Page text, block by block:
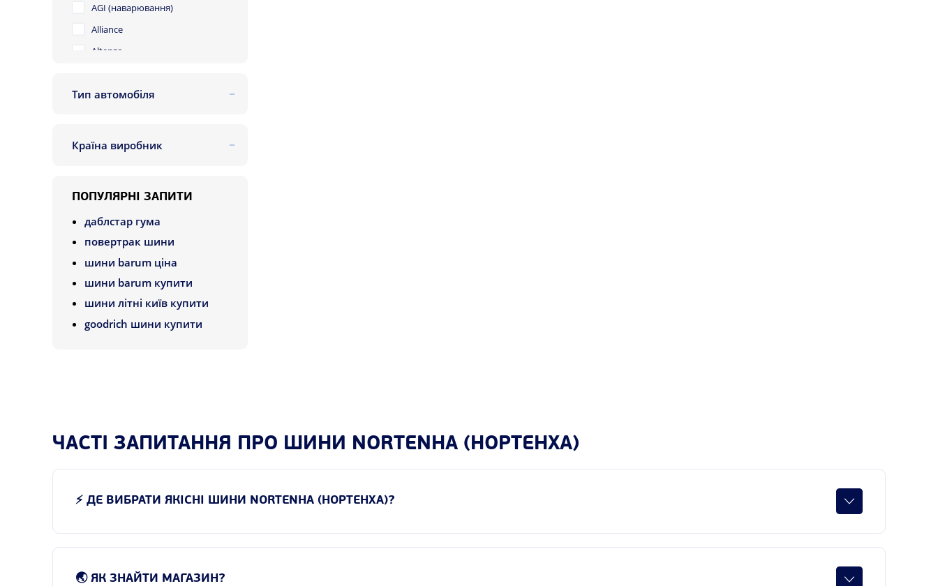
AGI (наварювання)
Alliance
Altenzo
Antares
Artum
Atlas
Atturo
Aufine
Austone
Bridgestone
Centara
Collins (наварювання)
Comforser
Тип автомобіля
Країна виробник
ПОПУЛЯРНІ ЗАПИТИ
даблстар гума
повертрак шини
шини barum ціна
шини barum купити
шини літні київ купити
goodrich шини купити
ЧАСТІ ЗАПИТАННЯ ПРО ШИНИ NORTENHA (НОРТЕНХА)
⚡ ДЕ ВИБРАТИ ЯКІСНІ ШИНИ NORTENHA (НОРТЕНХА)?
🌏 ЯК ЗНАЙТИ МАГАЗИН?